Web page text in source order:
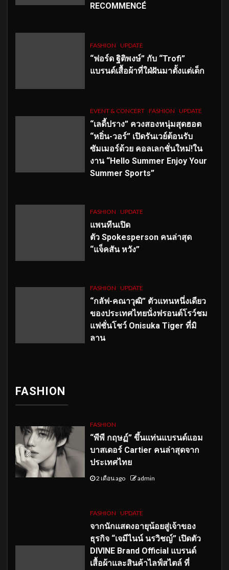
RECOMMENCÉ
FASHION UPDATE
“ฟอร์ด ฐิติพงษ์” กับ “Trofi”
แบรนด์เสื้อผ้าที่ใฝ่ฝันมาตั้งแต่เด็ก
EVENT & CONCERT FASHION UPDATE
“เลดี้ปราง” ควงสองหนุ่มสุดฮอต
“หยิ่น-วอร์” เปิดรันเวย์ต้อนรับ
ซัมเมอร์ด้วย คอลเลกชั่นใหม่!ใน
งาน “Hello Summer Enjoy Your
Summer Sports”
FASHION UPDATE
แพนทีนเปิด
ตัว Spokesperson คนล่าสุด
“แจ็คสัน หวัง”
FASHION UPDATE
“กลัฟ-คณาวุฒิ” ตัวแทนหนึ่งเดียว
ของประเทศไทยนั่งฟรอนต์โรว์ชม
แฟชั่นโชว์ Onisuka Tiger ที่มิ
ลาน
FASHION
FASHION
“พีพี กฤษฏ์” ขึ้นแท่นแบรนด์แอม
บาสเดอร์ Cartier คนล่าสุดจาก
ประเทศไทย
2 เดือน ago admin
FASHION UPDATE
จากนักแสดงอายุน้อยสู่เจ้าของ
ธุรกิจ “เจมีไนน์ นรวิชญ์” เปิดตัว
DIVINE Brand Official แบรนด์
เสื้อผ้าและสินค้าไลฟ์สไตล์ ที่